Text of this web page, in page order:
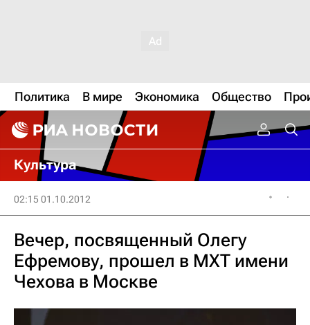
Политика В мире Экономика Общество
Культура
02:15 01.10.2012
Вечер, посвященный Олегу
Ефремову, прошел в МХТ имени
Чехова в Москве